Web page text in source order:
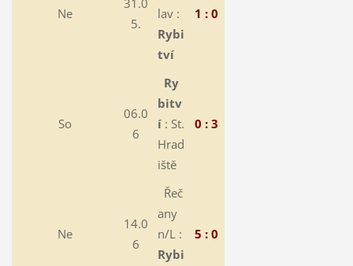
Ne
31.0
5.
lav :
Rybi
tví
1 : 0
So
06.0
6
Ry
bitv
í: St.
Hrad
iště
0 : 3
Ne
14.0
6
Řeč
any
n/L :
Rybi
5 : 0